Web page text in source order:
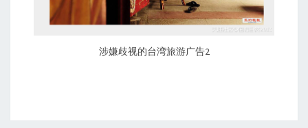
涉嫌歧视的台湾旅游广告2